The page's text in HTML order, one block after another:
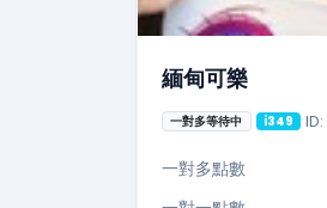
緬甸可樂
一對多等待中 i349
一對多點數